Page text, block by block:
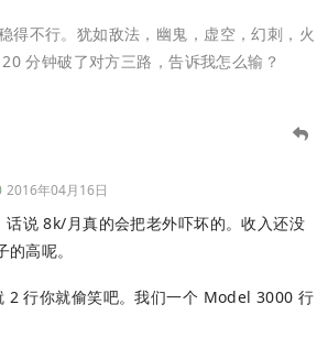
得不行。犹如敌法，幽鬼，虚空，幻刺，火
分钟破了对方三路，告诉我怎么输？
2016年04月16日
说 8k/月真的会把老外吓坏的。收入还没
高呢。
2 行你就偷笑吧。我们一个 Model 3000 行